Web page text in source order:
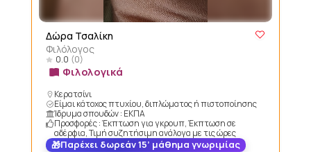
Δώρα Τσαλίκη
Φιλόλογος
0.0 (0)
Φιλολογικά
Κερατσίνι
Είμαι κάτοχος πτυχίου, διπλώματος ή πιστοποίησης
Ίδρυμα σπουδών : ΕΚΠΑ
Προσφορές : Έκπτωση για γκρουπ, Έκπτωση σε
αδέρφια, Τιμή συζητήσιμη ανάλογα με τις ώρες
Παρέχει δωρεάν 15’ μάθημα γνωριμίας